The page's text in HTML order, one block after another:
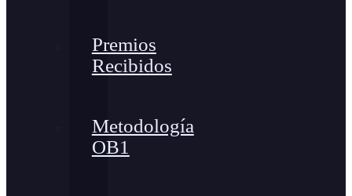
Premios
Recibidos
Metodología
OB1